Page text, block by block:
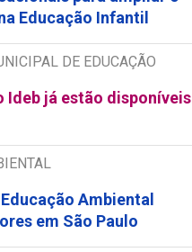
Educação Infantil
DE EDUCAÇÃO
Ideb já estão disponíveis
Ambiental
em São Paulo